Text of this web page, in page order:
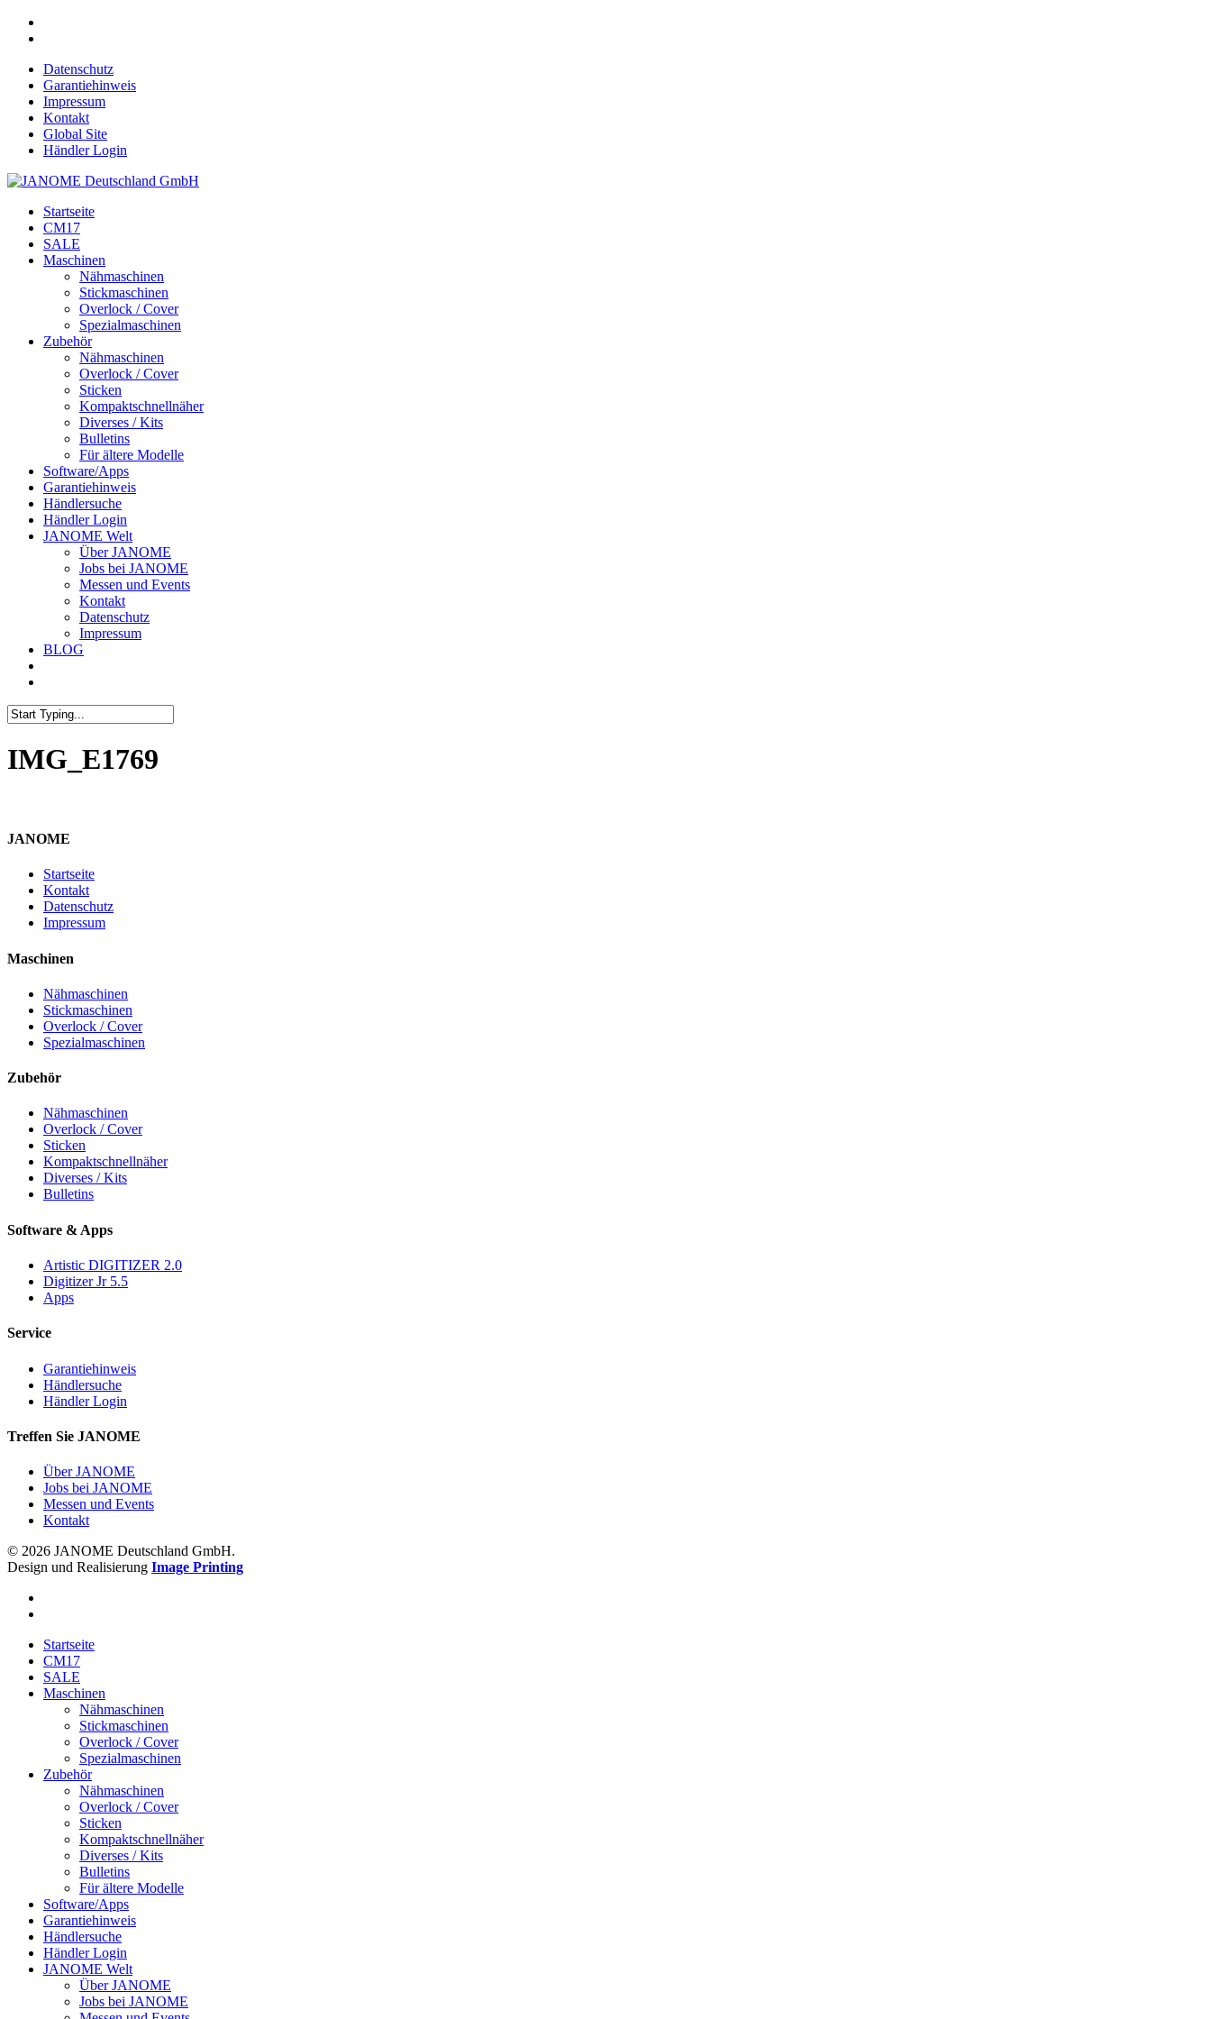
Datenschutz
Garantiehinweis
Impressum
Kontakt
Global Site
Händler Login
Startseite
CM17
SALE
Maschinen
Nähmaschinen
Stickmaschinen
Overlock / Cover
Spezialmaschinen
Zubehör
Nähmaschinen
Overlock / Cover
Sticken
Kompaktschnellnäher
Diverses / Kits
Bulletins
Für ältere Modelle
Software/Apps
Garantiehinweis
Händlersuche
Händler Login
JANOME Welt
Über JANOME
Jobs bei JANOME
Messen und Events
Kontakt
Datenschutz
Impressum
BLOG
IMG_E1769
JANOME
Startseite
Kontakt
Datenschutz
Impressum
Maschinen
Nähmaschinen
Stickmaschinen
Overlock / Cover
Spezialmaschinen
Zubehör
Nähmaschinen
Overlock / Cover
Sticken
Kompaktschnellnäher
Diverses / Kits
Bulletins
Software & Apps
Artistic DIGITIZER 2.0
Digitizer Jr 5.5
Apps
Service
Garantiehinweis
Händlersuche
Händler Login
Treffen Sie JANOME
Über JANOME
Jobs bei JANOME
Messen und Events
Kontakt
© 2026 JANOME Deutschland GmbH.
Design und Realisierung Image Printing
Startseite
CM17
SALE
Maschinen
Nähmaschinen
Stickmaschinen
Overlock / Cover
Spezialmaschinen
Zubehör
Nähmaschinen
Overlock / Cover
Sticken
Kompaktschnellnäher
Diverses / Kits
Bulletins
Für ältere Modelle
Software/Apps
Garantiehinweis
Händlersuche
Händler Login
JANOME Welt
Über JANOME
Jobs bei JANOME